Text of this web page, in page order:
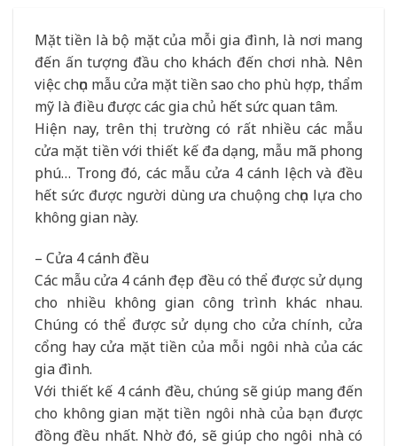
Mặt tiền là bộ mặt của mỗi gia đình, là nơi mang
đến ấn tượng đầu cho khách đến chơi nhà. Nên
việc chọn mẫu cửa mặt tiền sao cho phù hợp, thẩm
mỹ là điều được các gia chủ hết sức quan tâm.
Hiện nay, trên thị trường có rất nhiều các mẫu
cửa mặt tiền với thiết kế đa dạng, mẫu mã phong
phú… Trong đó, các mẫu cửa 4 cánh lệch và đều
hết sức được người dùng ưa chuộng chọn lựa cho
không gian này.
– Cửa 4 cánh đều
Các mẫu cửa 4 cánh đẹp đều có thể được sử dụng
cho nhiều không gian công trình khác nhau.
Chúng có thể được sử dụng cho cửa chính, cửa
cổng hay cửa mặt tiền của mỗi ngôi nhà của các
gia đình.
Với thiết kế 4 cánh đều, chúng sẽ giúp mang đến
cho không gian mặt tiền ngôi nhà của bạn được
đồng đều nhất. Nhờ đó, sẽ giúp cho ngôi nhà có